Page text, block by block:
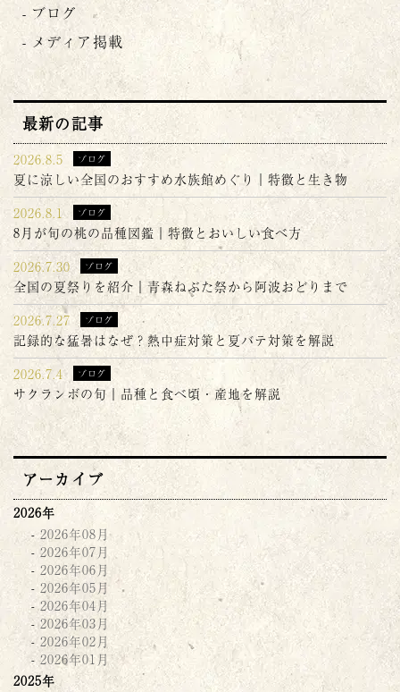
ブログ
メディア掲載
最新の記事
2026.8.5 ブログ
夏に涼しい全国のおすすめ水族館めぐり｜特徴と生き物
2026.8.1
ブログ
8月が旬の桃の品種図鑑｜特徴とおいしい食べ方
2026.7.30
ブログ
全国の夏祭りを紹介｜青森ねぶた祭から阿波おどりまで
2026.7.27
ブログ
記録的な猛暑はなぜ？熱中症対策と夏バテ対策を解説
2026.7.4
ブログ
サクランボの旬｜品種と食べ頃・産地を解説
アーカイブ
2026年
2026年08月
2026年07月
2026年06月
2026年05月
2026年04月
2026年03月
2026年02月
2026年01月
2025年